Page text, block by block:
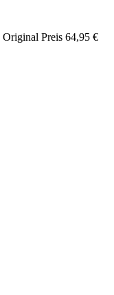
Original Preis 64,95 €